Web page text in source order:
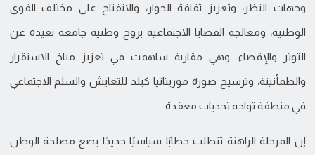
وجهات النظر، وتعزيز ثقافة الحوار، والانفتاح على مختلف القوى
الوطنية، ومعالجة القضايا الاجتماعية بروح وطنية جامعة بعيدة عن
التوتر والإقصاء. وهي مقاربة ساهمت في تعزيز مناخ الاستقرار
والطمأنينة، وترسيخ صورة موريتانيا كبلد للتعايش والسلم الاجتماعي
في منطقة تواجه تحديات معقدة.
إن المرحلة الراهنة تتطلب خطابًا سياسيًا جديدًا يضع مصلحة الوطن